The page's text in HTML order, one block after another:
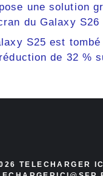
une solution
du Galaxy
S25 est tombé
de 32 %
TELECHARGER